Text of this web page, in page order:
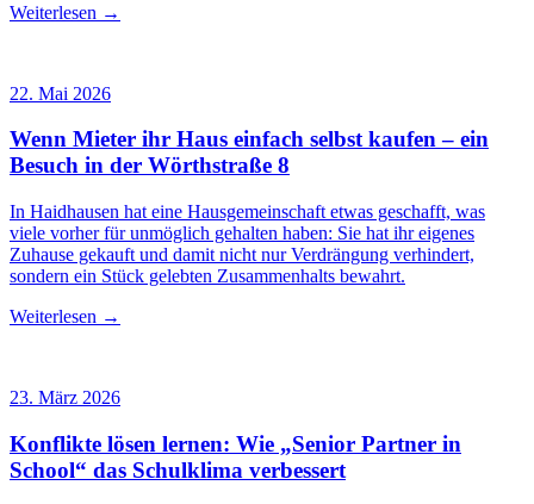
Weiterlesen →
22. Mai 2026
Wenn Mieter ihr Haus einfach selbst kaufen – ein
Besuch in der Wörthstraße 8
In Haidhausen hat eine Hausgemeinschaft etwas geschafft, was
viele vorher für unmöglich gehalten haben: Sie hat ihr eigenes
Zuhause gekauft und damit nicht nur Verdrängung verhindert,
sondern ein Stück gelebten Zusammenhalts bewahrt.
Weiterlesen →
23. März 2026
Konflikte lösen lernen: Wie „Senior Partner in
School“ das Schulklima verbessert